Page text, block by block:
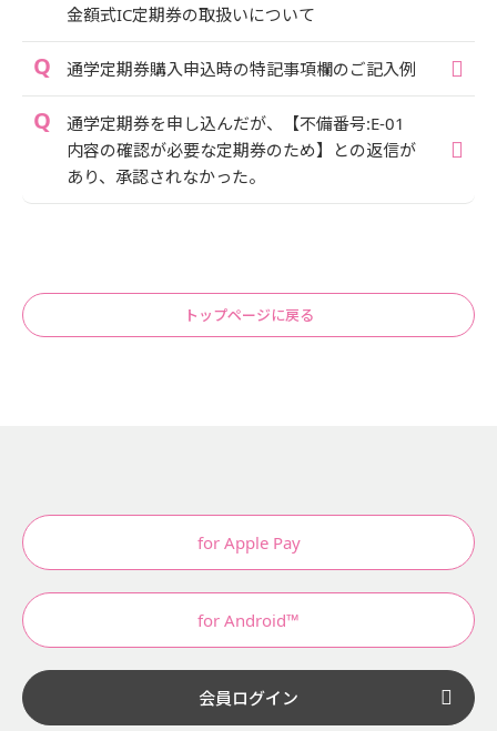
金額式IC定期券の取扱いについて
通学定期券購入申込時の特記事項欄のご記入例
通学定期券を申し込んだが、【不備番号:E-01
内容の確認が必要な定期券のため】との返信が
あり、承認されなかった。
トップページに戻る
for Apple Pay
for Android™
会員ログイン